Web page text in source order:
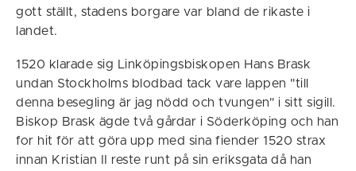
gott ställt, stadens borgare var bland de rikaste i
landet.
1520 klarade sig Linköpingsbiskopen Hans Brask
undan Stockholms blodbad tack vare lappen "till
denna besegling är jag nödd och tvungen" i sitt sigill.
Biskop Brask ägde två gårdar i Söderköping och han
for hit för att göra upp med sina fiender 1520 strax
innan Kristian II reste runt på sin eriksgata då han